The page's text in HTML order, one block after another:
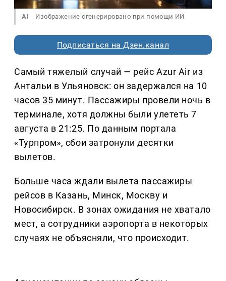
AI Изображение сгенерировано при помощи ИИ
Подписаться на Дзен.канал
Самый тяжелый случай — рейс Azur Air из
Антальи в Ульяновск: он задержался на 10
часов 35 минут. Пассажиры провели ночь в
терминале, хотя должны были улететь 7
августа в 21:25. По данным портала
«Турпром», сбои затронули десятки
вылетов.
Больше часа ждали вылета пассажиры
рейсов в Казань, Минск, Москву и
Новосибирск. В зонах ожидания не хватало
мест, а сотрудники аэропорта в некоторых
случаях не объясняли, что происходит.